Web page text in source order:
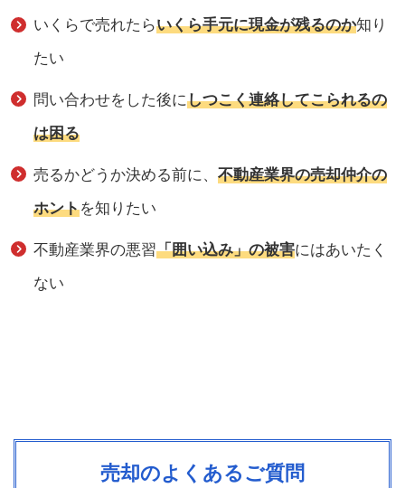
いくらで売れたらいくら手元に現金が残るのか知り
たい
問い合わせをした後にしつこく連絡してこられるの
は困る
売るかどうか決める前に、不動産業界の売却仲介の
ホントを知りたい
不動産業界の悪習「囲い込み」の被害にはあいたく
ない
売却のよくあるご質問
無料相談・お問合せ